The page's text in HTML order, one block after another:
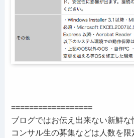
==================
ブログではお伝え出来ない新鮮な
コンサル生の募集などは人数を